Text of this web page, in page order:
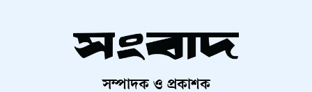
সম্পাদক ও প্রকাশক